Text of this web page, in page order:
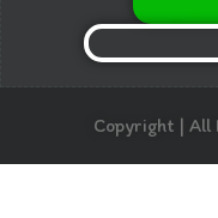
Copyright | All